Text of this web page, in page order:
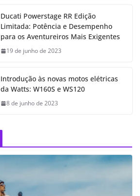
Ducati Powerstage RR Edição
Limitada: Potência e Desempenho
para os Aventureiros Mais Exigentes
19 de junho de 2023
Introdução às novas motos elétricas
da Watts: W160S e WS120
8 de junho de 2023